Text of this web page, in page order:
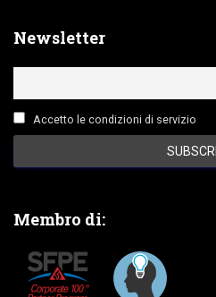
Newsletter
Accetto le condizioni di servizio
Membro di: